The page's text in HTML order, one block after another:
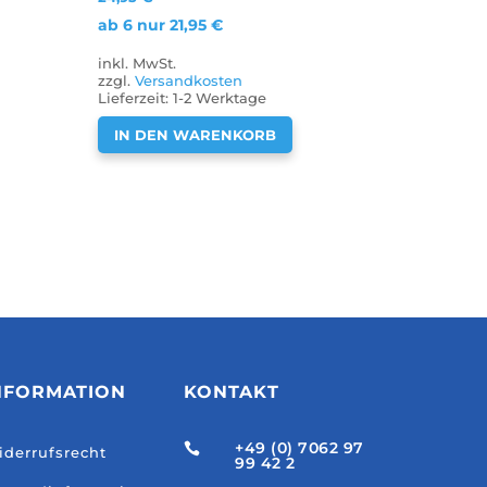
ab 6 nur21,95€
inkl. MwSt.
zzgl.Versandkosten
Lieferzeit:1-2 Werktage
IN DEN WARENKORB
KONTAKT
 +49 (0) 7062 97
99 42 2